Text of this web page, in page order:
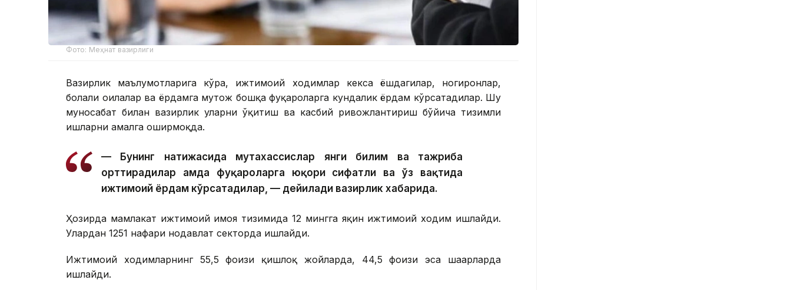
Фото: Меҳнат вазирлиги
Вазирлик маълумотларига кўра, ижтимоий ходимлар кекса ёшдагилар, ногиронлар,
болали оилалар ва ёрдамга муҳтож бошқа фуқароларга кундалик ёрдам кўрсатадилар. Шу
муносабат билан вазирлик уларни ўқитиш ва касбий ривожлантириш бўйича тизимли
ишларни амалга оширмоқда.
— Бунинг натижасида мутахассислар янги билим ва тажриба
орттирадилар ҳамда фуқароларга юқори сифатли ва ўз вақтида
ижтимоий ёрдам кўрсатадилар, — дейилади вазирлик хабарида.
Ҳозирда мамлакат ижтимоий ҳимоя тизимида 12 мингга яқин ижтимоий ходим ишлайди.
Улардан 1251 нафари нодавлат секторда ишлайди.
Ижтимоий ходимларнинг 55,5 фоизи қишлоқ жойларда, 44,5 фоизи эса шаҳарларда
ишлайди.